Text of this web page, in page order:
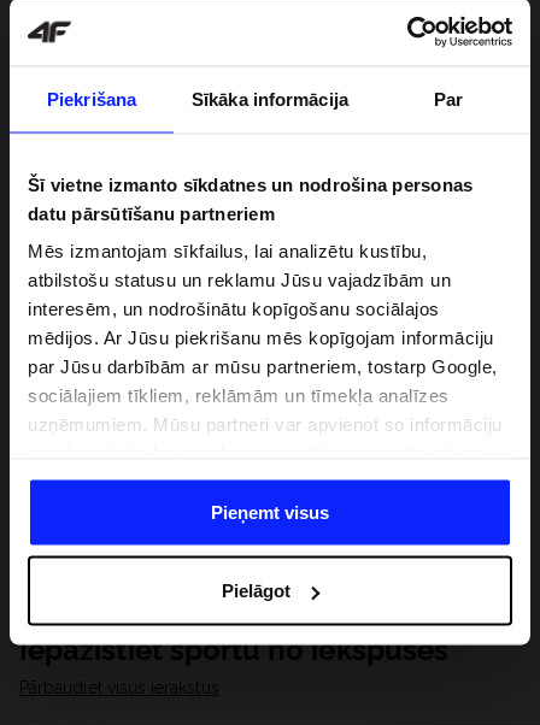
Piekrišana Sīkāka informācija Par
Šī vietne izmanto sīkdatnes un nodrošina personas
datu pārsūtīšanu partneriem
Mēs izmantojam sīkfailus, lai analizētu kustību,
atbilstošu statusu un reklamu Jūsu vajadzībām un
interesēm, un nodrošinātu kopīgošanu sociālajos
mēdijos. Ar Jūsu piekrišanu mēs kopīgojam informāciju
par Jūsu darbībām ar mūsu partneriem, tostarp Google,
sociālajiem tīkliem, reklāmām un tīmekļa analīzes
uzņēmumiem. Mūsu partneri var apvienot so informāciju
datiem, ko viņi iegūst, izmantojot viņu pakalpojumus. Ar
Jūsu atļauju, mēs varam pārsūtīt Jūsu personas datus
saviem partneriem, lai uzlabotu veidu, kadā tiek rādīta
saturu un uzlabotu mūsu partneru piedāvātos risinajumus
( piem. socialos tīklus). Detalizētu informāciju var atrast
mūsu Privātuma politikā un sadaļā "Detaļas".
Pieņemt visus
Pielāgot
Iepazīstiet sportu no iekšpuses
Pārbaudiet visus ierakstus